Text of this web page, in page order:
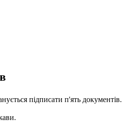
підписати п'ять документів.